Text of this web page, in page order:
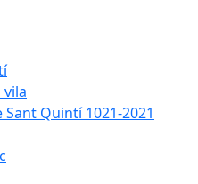
vila
Sant Quintí 1021-2021